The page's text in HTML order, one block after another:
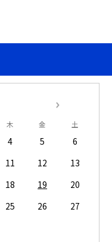
木 金 土
4 5
6
11 12
13
18 19
20
25 26
27